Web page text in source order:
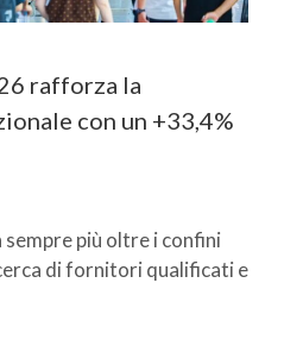
rafforza la
con un +33,4%
più oltre i confini
di fornitori qualificati e